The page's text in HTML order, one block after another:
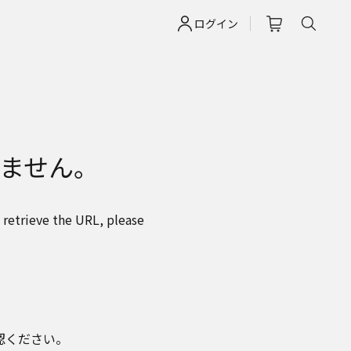
ログイン
せん。
the URL, please
ださい。